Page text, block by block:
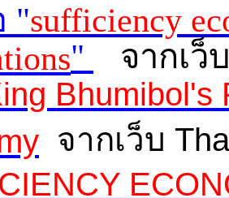
"sufficiency
"
จากเว็
Bhumibol's
จากเว็บ